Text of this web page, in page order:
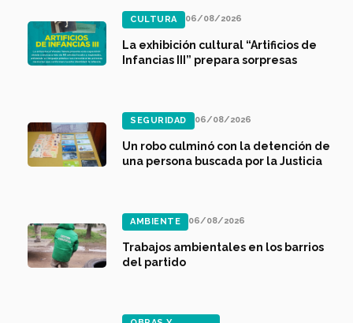
CULTURA 06/08/2026
La exhibición cultural “Artificios de
Infancias III” prepara sorpresas
SEGURIDAD 06/08/2026
Un robo culminó con la detención de
una persona buscada por la Justicia
AMBIENTE 06/08/2026
Trabajos ambientales en los barrios
del partido